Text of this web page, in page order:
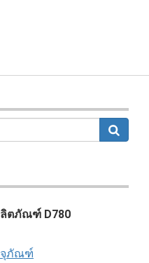
ตภัณฑ์ D780
จุภัณฑ์